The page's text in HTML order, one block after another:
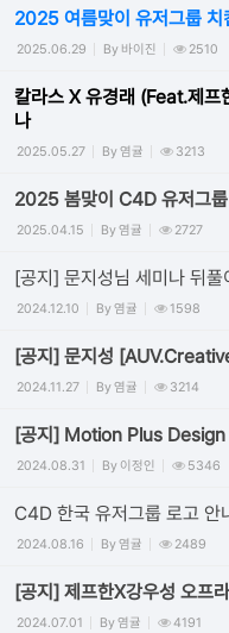
2025 여름맞이 유저그룹 치
2025.06.29 By 바이진 2510
칼라스 X 유경래 (Feat.제프
나
2025.05.27 By염귤 3213
2025 봄맞이 C4D 유저그룹
2025.04.15 By염귤 2727
[공지] 문지성님 세미나 뒤
2024.12.10 By염귤 1598
[공지] 문지성
2024.11.27 By염귤 3214
[공지] Motion Plus Design
2024.08.31 By 이정인 5346
C4D 한국 유저그룹 로고 안
2024.08.16 By염귤 2489
[공지] 제프한X강우성 오프
2024.07.01 By염귤 4191